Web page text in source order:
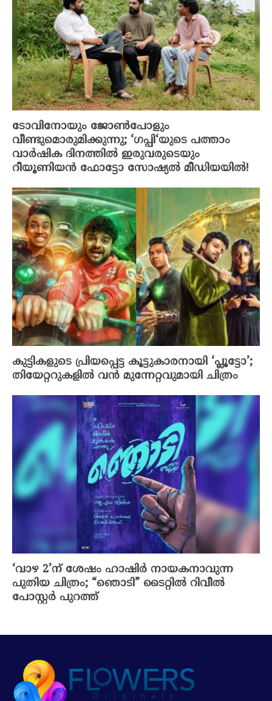
ടോവിനോയും ജോൺപോളും
വീണ്ടുമൊരുമിക്കുന്നു; ‘ഗപ്പി‘യുടെ പത്താം
വാർഷിക ദിനത്തിൽ ഇരുവരുടെയും
റീയൂണിയൻ ഫോട്ടോ സോഷ്യൽ മീഡിയയിൽ!
കുട്ടികളുടെ പ്രിയപ്പെട്ട കൂട്ടുകാരനായി ‘പ്ലൂട്ടോ’;
തിയേറ്ററുകളിൽ വൻ മുന്നേറ്റവുമായി ചിത്രം
‘വാഴ 2’ന് ശേഷം ഹാഷിർ നായകനാവുന്ന
പുതിയ ചിത്രം; “ഞൊടി” ടൈറ്റിൽ റിവീൽ
പോസ്റ്റർ പുറത്ത്